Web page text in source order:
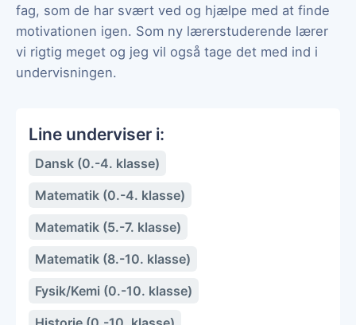
fag, som de har svært ved og hjælpe med at finde
motivationen igen. Som ny lærerstuderende lærer
vi rigtig meget og jeg vil også tage det med ind i
undervisningen.
Line underviser i:
Dansk (0.-4. klasse)
Matematik (0.-4. klasse)
Matematik (5.-7. klasse)
Matematik (8.-10. klasse)
Fysik/Kemi (0.-10. klasse)